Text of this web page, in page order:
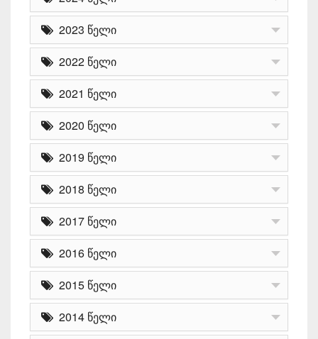
2023 წელი
2022 წელი
2021 წელი
2020 წელი
2019 წელი
2018 წელი
2017 წელი
2016 წელი
2015 წელი
2014 წელი